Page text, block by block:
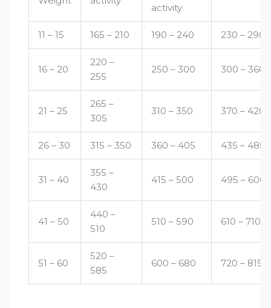
activity
11 – 15 165 – 210 190 – 240 230 – 290
16 – 20
220 –
255
250 – 300 300 – 360
21 – 25
265 –
305
310 – 350 370 – 420
26 – 30 315 – 350 360 – 405 435 – 485
31 – 40
355 –
430
415 – 500 495 – 600
41 – 50
440 –
510
510 – 590 610 – 710
51 – 60
520 –
585
600 – 680 720 – 815